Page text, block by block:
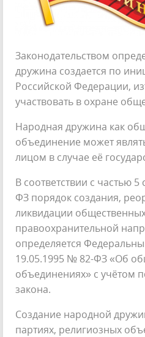
Законодательством
дружина создается по
Российской Федерации,
участвовать в охране
Народная дружина как
объединение может
лицом в случае её
В соответствии с частью
ФЗ порядок создания,
ликвидации
правоохранительной
определяется
19.05.1995 № 82-ФЗ «Об
объединениях» с учётом
закона.
Создание народной
партиях, религиозных